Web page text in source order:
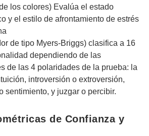
los colores) Evalúa el estado
y el estilo de afrontamiento de estrés
de tipo Myers-Briggs) clasifica a 16
dependiendo de las
de las 4 polaridades de la prueba: la
introversión o extroversión,
sentimiento, y juzgar o percibir.
de Confianza y